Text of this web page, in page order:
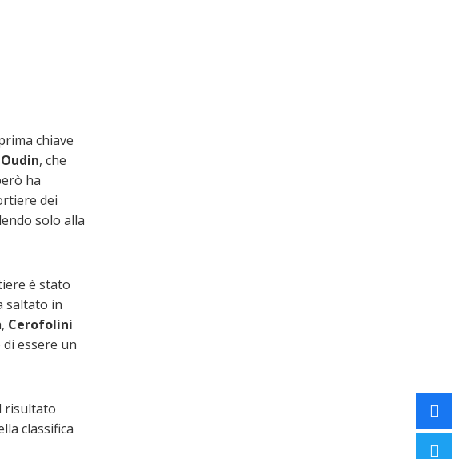
chiave
Oudin, che
ha
dei
solo alla
è stato
saltato in
Cerofolini
essere un
risultato
classifica